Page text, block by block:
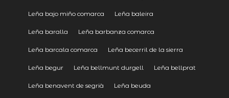
Leña bajo miño comarca Leña baleira
Leña baralla Leña barbanza comarca
Leña barcala comarca Leña becerril de la sierra
Leña begur Leña bellmunt durgell Leña bellprat
Leña benavent de segrià Leña beuda